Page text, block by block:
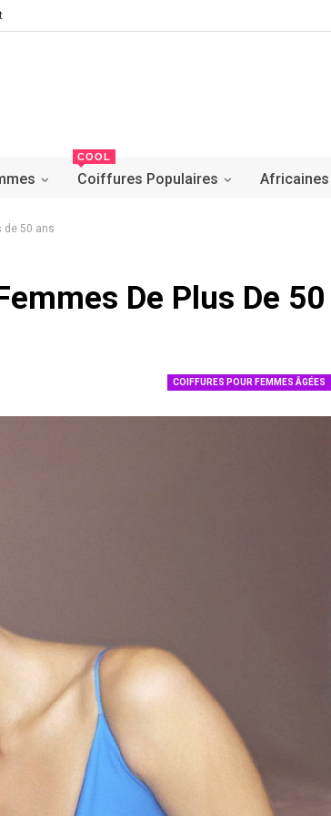
Coiffures Populaires
COOL
Africaines
de 50 ans
De Plus De 50
COIFFURES POUR FEMMES ÂGÉES